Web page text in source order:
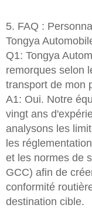
5. FAQ :
Tongya
Q1: Tongya
remorques selon
transport de mon
A1: Oui. Notre
vingt ans
analysons les
les
et les normes de
GCC) afin de
conformité
destination cible.